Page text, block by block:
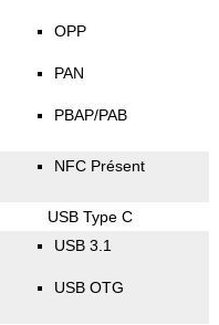
OPP
PAN
PBAP/PAB
NFC Présent
USB Type C
USB 3.1
USB OTG